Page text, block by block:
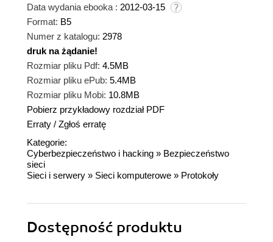
Data wydania ebooka : 2012-03-15
Format: B5
Numer z katalogu: 2978
druk na żądanie!
Rozmiar pliku Pdf: 4.5MB
Rozmiar pliku ePub: 5.4MB
Rozmiar pliku Mobi: 10.8MB
Pobierz przykładowy rozdział PDF
Erraty / Zgłoś erratę
Kategorie:
Cyberbezpieczeństwo i hacking » Bezpieczeństwo
sieci
Sieci i serwery » Sieci komputerowe » Protokoły
Dostępność produktu